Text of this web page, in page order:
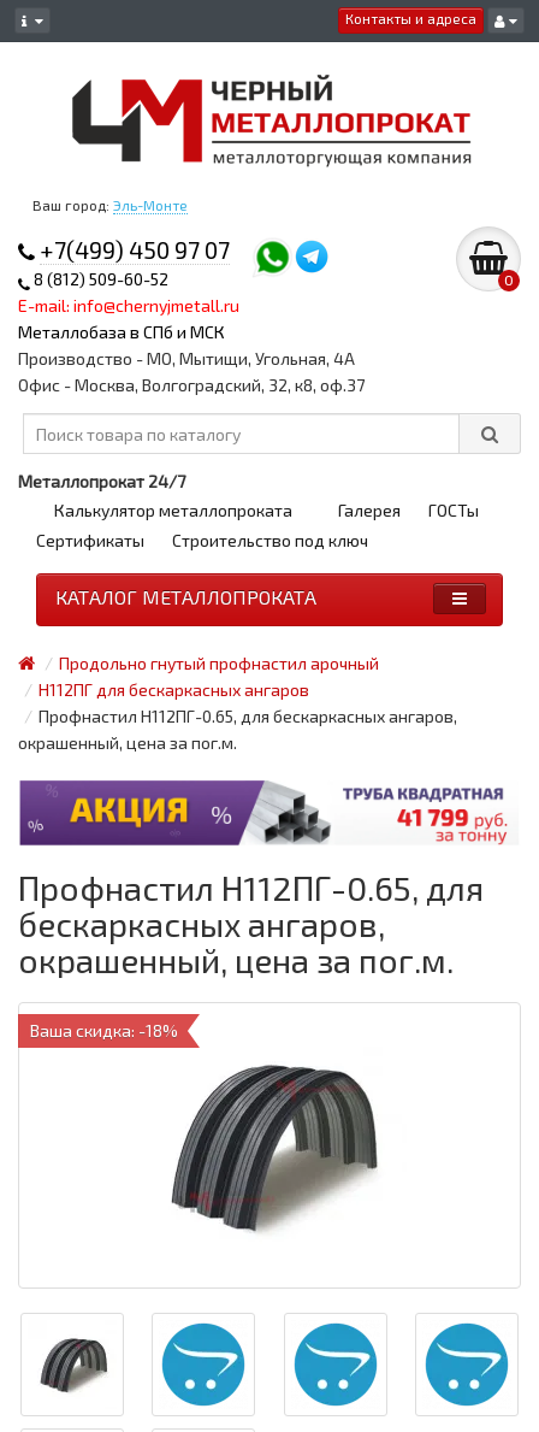
Контакты и адреса
Ваш город: Эль-Монте
+7(499) 450 97 07
8 (812) 509-60-52
E-mail: info@chernyjmetall.ru
Металлобаза в СПб и МСК
0
Производство - МО, Мытищи, Угольная, 4А
Офис - Москва, Волгоградский, 32, к8, оф.37
Металлопрокат 24/7
Калькулятор металлопроката
Галерея
ГОСТы
Сертификаты
Строительство под ключ
КАТАЛОГ МЕТАЛЛОПРОКАТА
Продольно гнутый профнастил арочный
Н112ПГ для бескаркасных ангаров
Профнастил Н112ПГ-0.65, для бескаркасных ангаров,
окрашенный, цена за пог.м.
Профнастил Н112ПГ-0.65, для
бескаркасных ангаров,
окрашенный, цена за пог.м.
Ваша скидка: -18%